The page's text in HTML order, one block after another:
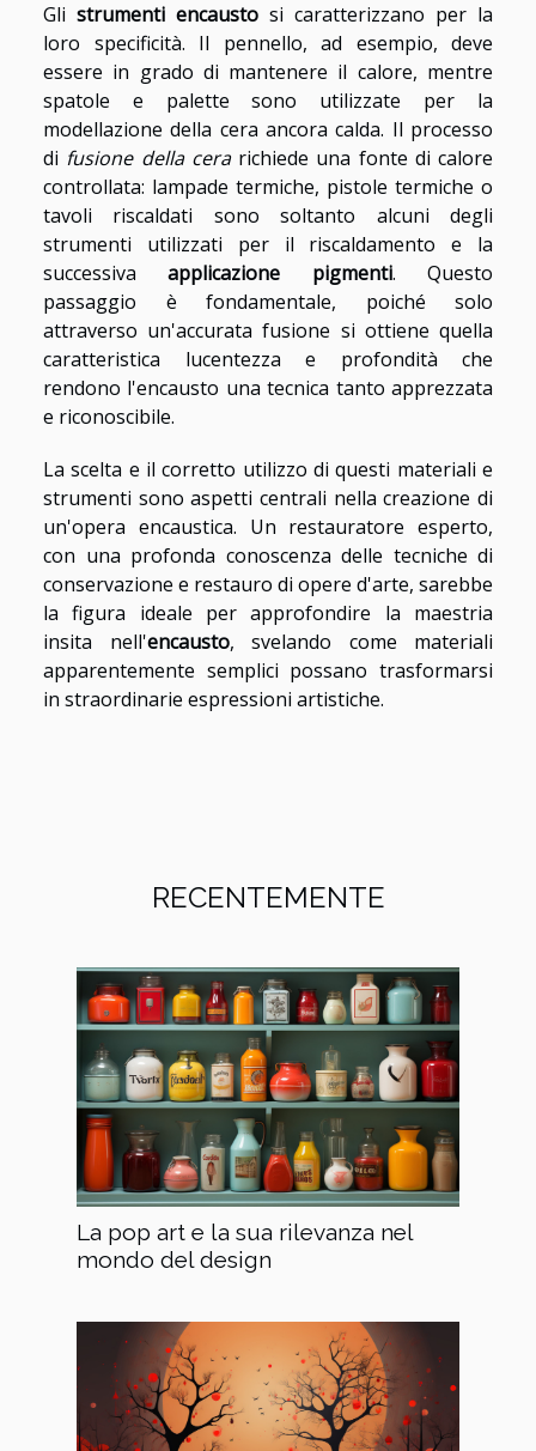
Gli strumenti encausto si caratterizzano per la
loro specificità. Il pennello, ad esempio, deve
essere in grado di mantenere il calore, mentre
spatole e palette sono utilizzate per la
modellazione della cera ancora calda. Il processo
di fusione della cerarichiede una fonte di calore
controllata: lampade termiche, pistole termiche o
tavoli riscaldati sono soltanto alcuni degli
strumenti utilizzati per il riscaldamento e la
successivaapplicazione pigmenti. Questo
passaggio è fondamentale, poiché solo
attraverso un'accurata fusione si ottiene quella
caratteristica lucentezza e profondità che
rendono l'encausto una tecnica tanto apprezzata
e riconoscibile.
La scelta e il corretto utilizzo di questi materiali e
strumenti sono aspetti centrali nella creazione di
un'opera encaustica. Un restauratore esperto,
con una profonda conoscenza delle tecniche di
conservazione e restauro di opere d'arte, sarebbe
la figura ideale per approfondire la maestria
insita nell'encausto, svelando come materiali
apparentemente semplici possano trasformarsi
in straordinarie espressioni artistiche.
RECENTEMENTE
La pop art e la sua rilevanza nel
mondo del design